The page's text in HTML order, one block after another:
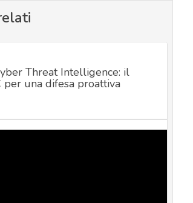
Threat Intelligence: il
una difesa proattiva